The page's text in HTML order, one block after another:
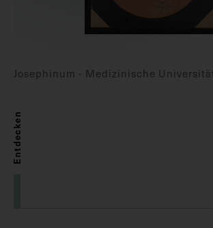
Josephinum - Medizinische
Entdecken